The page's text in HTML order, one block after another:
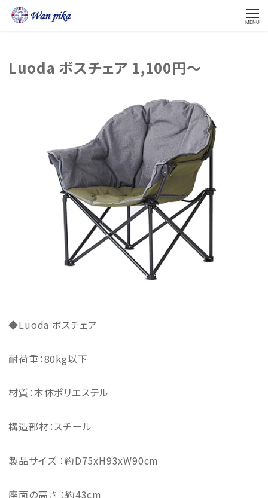
MENU
Luoda ボスチェア 1,100円～
◆Luoda ボスチェア
耐荷重：80kg以下
材質：本体ポリエステル
構造部材：スチール
製品サイズ ：約D75xH93xW90cm
座面の高さ ：約43cm